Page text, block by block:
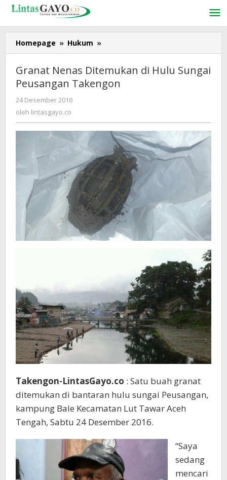
Lewati
konten
Homepage » Hukum »
Nenas
Ditemukan
di
Hulu
Granat Nenas Ditemukan di Hulu Sungai
Peusangan Takengon
24 Desember 2016
oleh lintasgayo.co
Takengon-LintasGayo.co : Satu buah granat
ditemukan di bantaran hulu sungai Peusangan,
kampung Bale Kecamatan Lut Tawar Aceh
Tengah, Sabtu 24 Desember 2016.
“Saya
sedang
mencari